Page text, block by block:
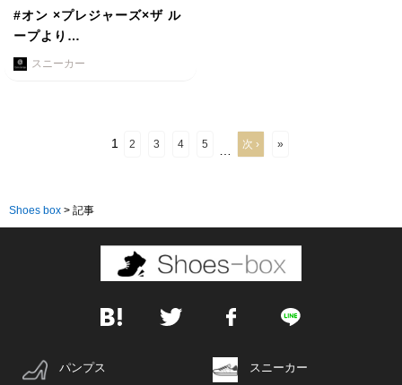
#オン ×プレジャーズ×ザ ル
ープより…
スニーカー
1 2 3 4 5 次 › »
Shoes box > 記事
パンプス スニーカー